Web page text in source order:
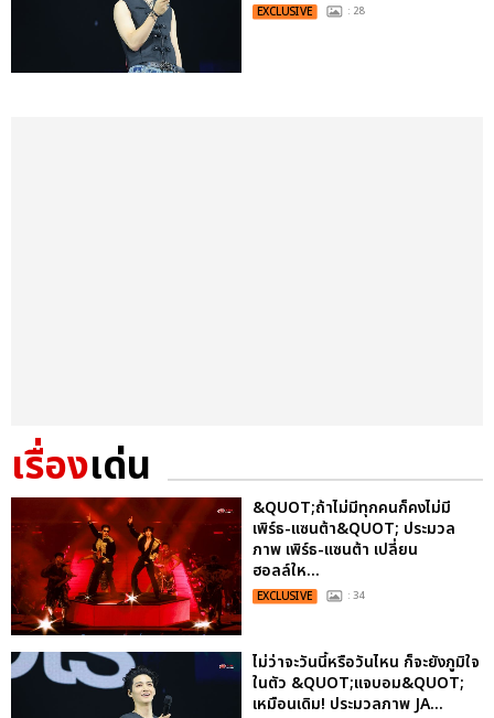
EXCLUSIVE : 28
เรื่องเด่น
&QUOT;ถ้าไม่มีทุกคนก็คงไม่มี
เพิร์ธ-แซนต้า&QUOT; ประมวล
ภาพ เพิร์ธ-แซนต้า เปลี่ยน
ฮอลล์ให...
EXCLUSIVE : 34
ไม่ว่าจะวันนี้หรือวันไหน ก็จะยังภูมิใจ
ในตัว &QUOT;แจบอม&QUOT;
เหมือนเดิม! ประมวลภาพ JA...